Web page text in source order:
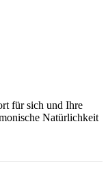
für sich und Ihre
Natürlichkeit